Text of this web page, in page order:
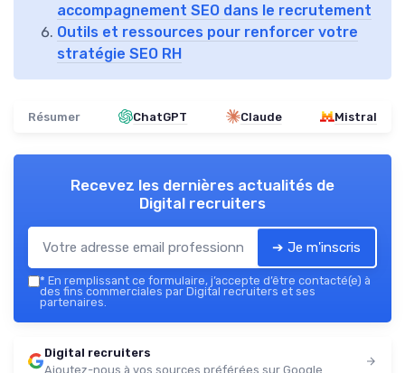
accompagnement SEO dans le recrutement
Outils et ressources pour renforcer votre
stratégie SEO RH
Résumer ChatGPT Claude Mistral
Recevez les dernières actualités de
Digital recruiters
➔ Je m'inscris
* En remplissant ce formulaire, j’accepte d’être contacté(e) à
des fins commerciales par Digital recruiters et ses
partenaires.
Digital recruiters
Ajoutez-nous à vos sources préférées sur Google